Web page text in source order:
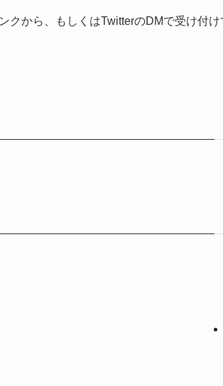
クから、もしくはTwitterのDMで受け付け